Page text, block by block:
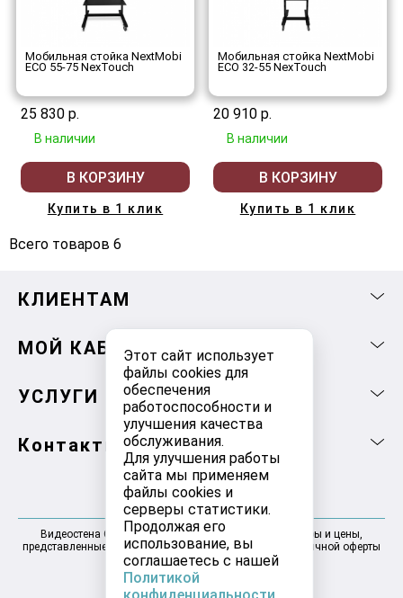
Этот сайт использует
файлы cookies для
обеспечения
работоспособности и
улучшения качества
обслуживания.
Для улучшения работы
сайта мы применяем
файлы cookies и
серверы статистики.
Продолжая его
использование, вы
соглашаетесь с нашей
Политикой
Мобильная стойка NextMobi
ECO 55-75 NexTouch
25 830 р.
В наличии
В КОРЗИНУ
Купить в 1 клик
Мобильная стойка NextMobi
ECO 32-55 NexTouch
20 910 р.
В наличии
В КОРЗИНУ
Купить в 1 клик
Всего товаров 6
КЛИЕНТАМ
МОЙ КАБИНЕТ
УСЛУГИ
Контакты
Видеостена Самара 2025-2026 © Информация, товары и цены,
представленные на сайте, не являются договором публичной оферты